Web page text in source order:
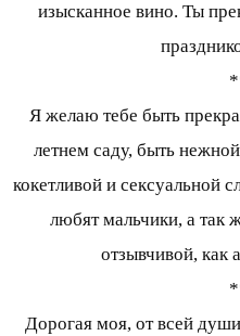
изысканное вино. Ты
Я желаю тебе быть
летнем саду, быть
кокетливой и сексуальной
любят мальчики, а так
отзывчивой, как
Дорогая моя, от всей